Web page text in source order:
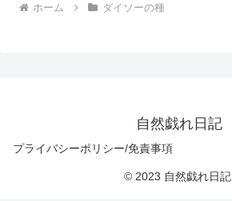
ホーム ダイソーの種
自然戯れ日記
プライバシーポリシー/免責事項
© 2023 自然戯れ日記.